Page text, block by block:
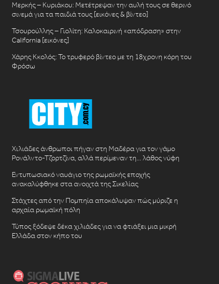
Μερκής – Κυριάκου: Μετέτρεψαν την αυλή τους σε θερινό
σινεμά για τα παιδιά τους [εικόνες & βίντεο]
Τσουρούλλης – Γιολίτη: Καλοκαιρινή «απόδραση» στην
California [εικόνες]
Χάρης Κκολός: Το τρυφερό βίντεο με τη 18χρονη κόρη του
Φρόσω
Χιλιάδες άνθρωποι πήγαν στη Μαδέρα για τον γάμο
Ρονάλντο-Τζορτζίνα, αλλά περίμεναν τη… λάθος νύφη
Εντυπωσιακό ναυάγιο της ρωμαϊκής εποχής
ανακαλύφθηκε στα ανοιχτά της Σικελίας
Στάχτες από την Πομπηία αποκάλυψαν πώς μύριζε η
αρχαία ρωμαϊκή πόλη
Τύπος ξόδεψε δέκα χιλιάδες για να φτιάξει μια μικρή
Ελλάδα στον κήπο του